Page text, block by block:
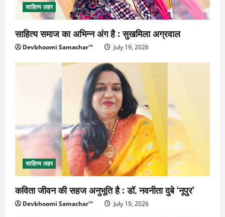
साहित्य लहर
साहित्य समाज का अभिन्न अंग है : सुखमिला अग्रवाल
Devbhoomi Samachar™ July 19, 2026
साहित्य लहर
कविता जीवन की सहज अनुभूति है : डॉ. नवनीता दुबे ‘नूपुर’
Devbhoomi Samachar™ July 19, 2026